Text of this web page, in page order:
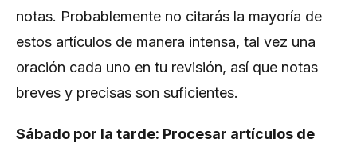
notas. Probablemente no citarás la mayoría de
estos artículos de manera intensa, tal vez una
oración cada uno en tu revisión, así que notas
breves y precisas son suficientes.
Sábado por la tarde: Procesar artículos de